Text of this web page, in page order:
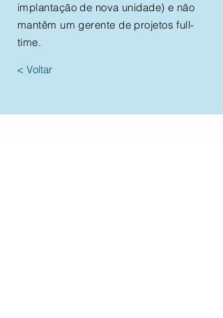
implantação de nova unidade) e não
mantêm um gerente de projetos full-
time.
< Voltar